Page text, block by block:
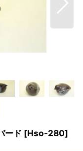
ード [Hso-280]